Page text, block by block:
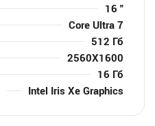
16 "
Core Ultra 7
512 Гб
2560X1600
16 Гб
Intel Iris Xe Graphics